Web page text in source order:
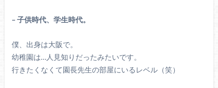
– 子供時代、学生時代。
僕、出身は大阪で。
幼稚園は…人見知りだったみたいです。
行きたくなくて園長先生の部屋にいるレベル（笑）